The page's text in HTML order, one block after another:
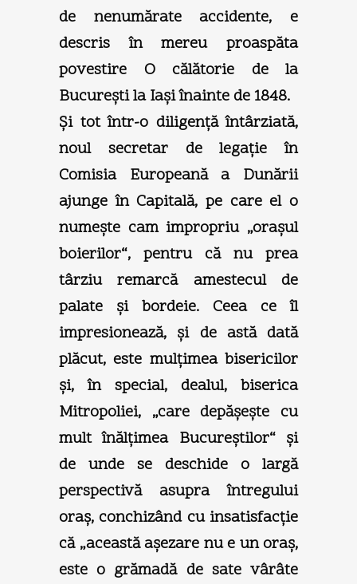
de nenumărate accidente, e
descris în mereu proaspăta
povestire O călătorie de la
Bucureşti la Iaşi înainte de 1848.
Şi tot într-o diligenţă întârziată,
noul secretar de legaţie în
Comisia Europeană a Dunării
ajunge în Capitală, pe care el o
numeşte cam impropriu „oraşul
boierilor“, pentru că nu prea
târziu remarcă amestecul de
palate şi bordeie. Ceea ce îl
impresionează, şi de astă dată
plăcut, este mulţimea bisericilor
şi, în special, dealul, biserica
Mitropoliei, „care depăşeşte cu
mult înălţimea Bucureştilor“ şi
de unde se deschide o largă
perspectivă asupra întregului
oraş, conchizând cu insatisfacţie
că „această aşezare nu e un oraş,
este o grămadă de sate vârâte